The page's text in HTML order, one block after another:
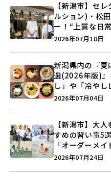
【新潟市】セ
ルション)・松
ー！“上質な日
む提案とは？
2026年07月18日
新潟県内の『夏
選(2026年版)』
し」や「冷や
ラインアップ♪
2026年07月04日
【新潟市】大
すめの習い事5
「オーダーメ
キックボクシン
2026年07月24日